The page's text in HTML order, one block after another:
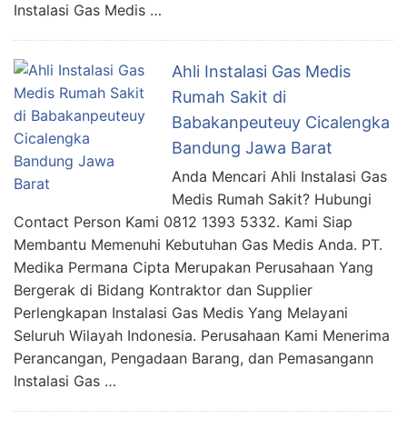
Instalasi Gas Medis …
Ahli Instalasi Gas Medis
Rumah Sakit di
Babakanpeuteuy Cicalengka
Bandung Jawa Barat
Anda Mencari Ahli Instalasi Gas
Medis Rumah Sakit? Hubungi
Contact Person Kami 0812 1393 5332. Kami Siap
Membantu Memenuhi Kebutuhan Gas Medis Anda. PT.
Medika Permana Cipta Merupakan Perusahaan Yang
Bergerak di Bidang Kontraktor dan Supplier
Perlengkapan Instalasi Gas Medis Yang Melayani
Seluruh Wilayah Indonesia. Perusahaan Kami Menerima
Perancangan, Pengadaan Barang, dan Pemasangann
Instalasi Gas …